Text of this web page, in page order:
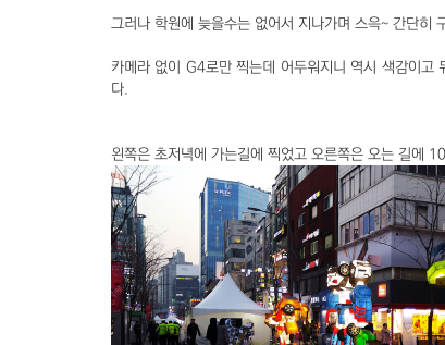
그러나 학원에 늦을수는 없어서 지나가며 스윽~ 간단히
카메라 없이 G4로만 찍는데 어두워지니 역시 색감이
다.
왼쪽은 초저녁에 가는길에 찍었고 오른쪽은 오는 길에